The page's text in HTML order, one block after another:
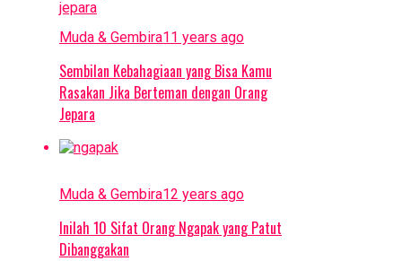
Muda & Gembira11 years ago
Sembilan Kebahagiaan yang Bisa Kamu
Rasakan Jika Berteman dengan Orang
Jepara
Muda & Gembira12 years ago
Inilah 10 Sifat Orang Ngapak yang Patut
Dibanggakan